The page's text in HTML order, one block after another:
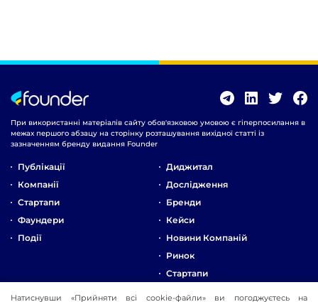
При використанні матеріалів сайту обов'язковою умовою є гіперпосилання в
межах першого абзацу на сторінку розташування вихідної статті із
зазначенням бренду видання Founder
Публікації
Компанії
Стартапи
Фаундери
Події
Диджитал
Дослідження
Бренди
Кейси
Новини Компаній
Ринок
Стартапи
Натиснувши «Прийняти всі cookie-файли» ви погоджуєтесь на